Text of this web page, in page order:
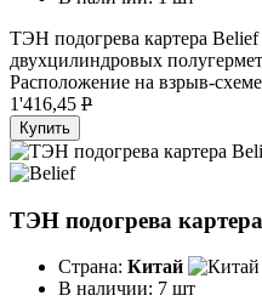
ТЭН подогрева картера Belief
двухцилиндровых
Расположение на взрыв-
1'416,45 P
Купить
ТЭН подогрева
Страна: Китай
В наличии: 7 шт